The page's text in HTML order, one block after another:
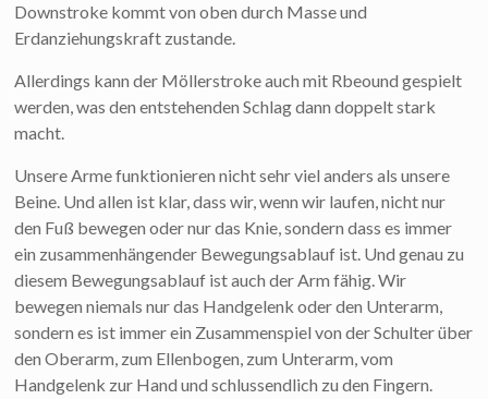
Downstroke kommt von oben durch Masse und
Erdanziehungskraft zustande.
Allerdings kann der Möllerstroke auch mit Rbeound gespielt
werden, was den entstehenden Schlag dann doppelt stark
macht.
Unsere Arme funktionieren nicht sehr viel anders als unsere
Beine. Und allen ist klar, dass wir, wenn wir laufen, nicht nur
den Fuß bewegen oder nur das Knie, sondern dass es immer
ein zusammenhängender Bewegungsablauf ist. Und genau zu
diesem Bewegungsablauf ist auch der Arm fähig. Wir
bewegen niemals nur das Handgelenk oder den Unterarm,
sondern es ist immer ein Zusammenspiel von der Schulter über
den Oberarm, zum Ellenbogen, zum Unterarm, vom
Handgelenk zur Hand und schlussendlich zu den Fingern.